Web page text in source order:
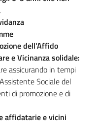
dell'Affido
e Vicinanza solidale:
assicurando in tempi
Sociale del
di promozione e di
affidatarie e vicini